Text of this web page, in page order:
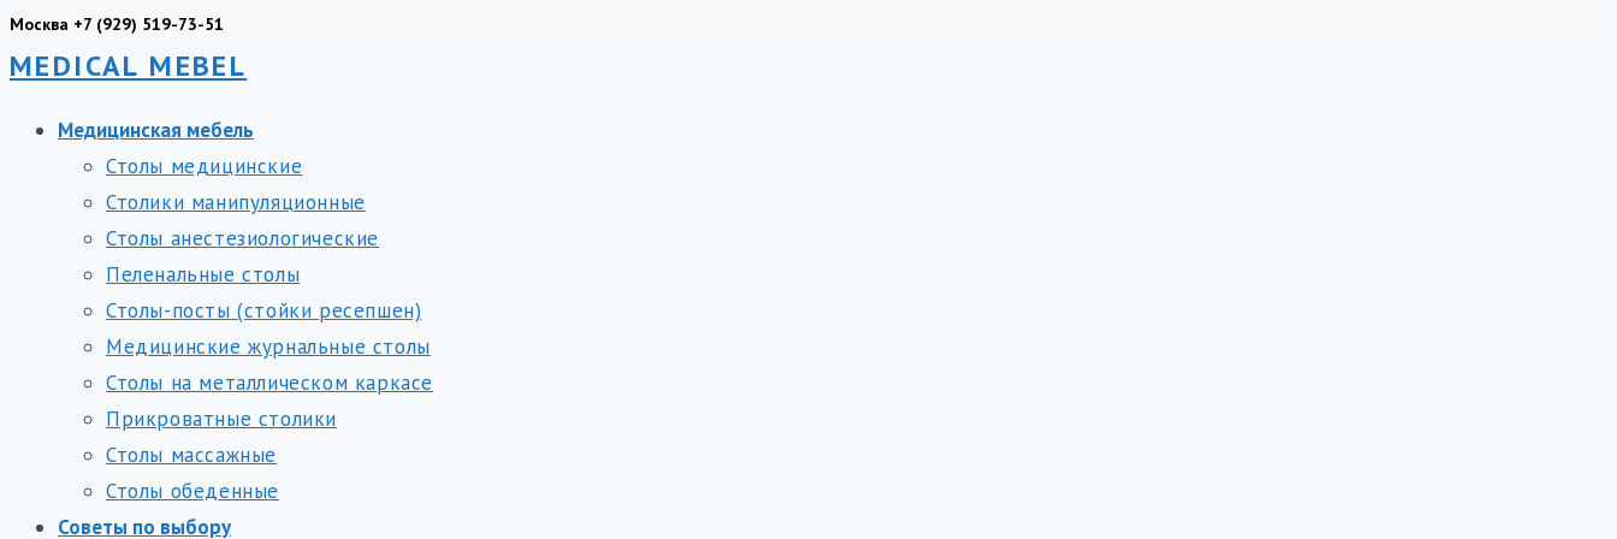
Перейти
к
Москва +7 (929) 519-73-51
MEDICAL MEBEL
Медицинская мебель
Столы медицинские
Столики манипуляционные
Столы анестезиологические
Пеленальные столы
Столы-посты (стойки ресепшен)
Медицинские журнальные столы
Столы на металлическом каркасе
Прикроватные столики
Столы массажные
Столы обеденные
Советы по выбору